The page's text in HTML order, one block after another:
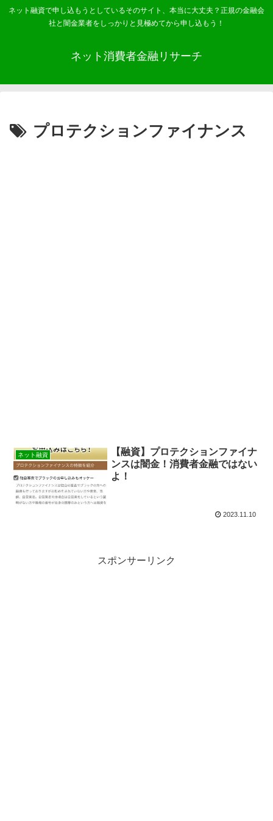
ネット融資で申し込もうとしているそのサイト、本当に大丈夫？正規の金融会
社と闇金業者をしっかりと見極めてから申し込もう！
ネット消費者金融リサーチ
プロテクションファイナンス
ネット融資
【融資】プロテクションファイナ
ンスは闇金！消費者金融ではない
よ！
2023.11.10
スポンサーリンク